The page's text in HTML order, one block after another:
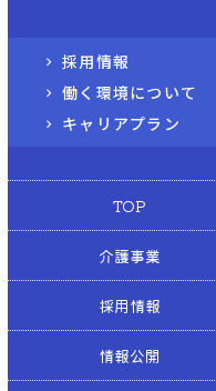
採用情報
働く環境について
キャリアプラン
TOP
介護事業
採用情報
情報公開